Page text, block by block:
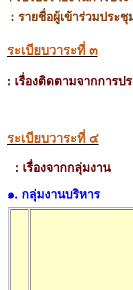
: รายชื่อผู้เข้าร่วมประชุ
ระเบียบวาระที่ ๓
: เรื่องติดตามจากการป
ระเบียบวาระที่ ๔
: เรื่องจากกลุ่มงาน
๑. กลุ่มงานบริหาร